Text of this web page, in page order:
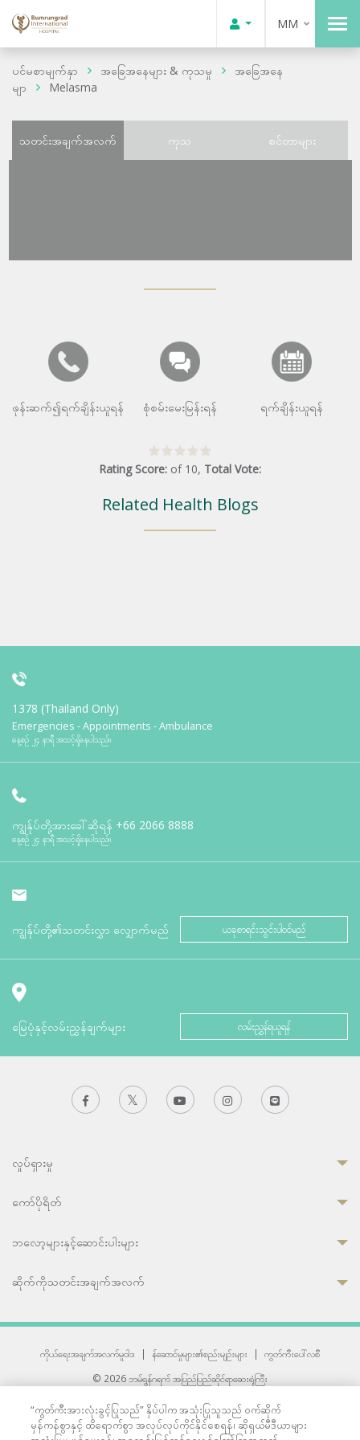
MM
ပင်မစာမျက်နှာ အခြေအနေများ & ကုသမှု
အခြေအနေ
မျာ
Melasma
သတင်းအချက်အလက် ကုသ စင်တာများ
ဖုန်းဆက်၍ရက်ချိန်းယူရန် စုံစမ်းမေးမြန်းရန် ရက်ချိန်းယူရန်
Rating Score: of 10, Total Vote:
Related Health Blogs
1378 (Thailand Only)
Emergencies - Appointments - Ambulance
နေ့စဉ် ၂၄ နာရီ အသင့်ရှိနေပါသည်။
ကျွန်ုပ်တို့အားခေါ်ဆိုရန် +66 2066 8888
နေ့စဉ် ၂၄ နာရီ အသင့်ရှိနေပါသည်။
ကျွန်ုပ်တို့၏သတင်းလွှာ လျှောက်မည် ယခုစာရင်းသွင်းပါဝင်မည်
မြေပုံနှင့်လမ်းညွှန်ချက်များ လမ်းညွှန်ရယူရန်
လှုပ်ရှားမှု
ကော်ပိုရိတ်
ဘလော့များနှင့်ဆောင်းပါးများ
ဆိုက်ကိုသတင်းအချက်အလက်
ကိုယ်ရေးအချက်အလက်မူဝါဒ | န်ဆောင်မှုများ၏စည်းမျဉ်းများ |
ကွတ်ကီးပေါ်လစီ
© 2026 ဘမ်ရွန်ဂရက် အပြည်ပြည်ဆိုင်ရာဆေးရုံကြီး
33 Sukhumvit 3, Wattana, Bangkok 10110 Thailand.
All rights reserved.
“ကွတ်ကီးအားလုံးခွင့်ပြုသည်” နှိပ်ပါက အသုံးပြုသူသည် ဝက်ဆိုက်
မှန်ကန်စွာနှင့် ထိရောက်စွာ အလုပ်လုပ်ကိုင်နိုင်စေရန်၊ ဆိုရှယ်မီဒီယာများ